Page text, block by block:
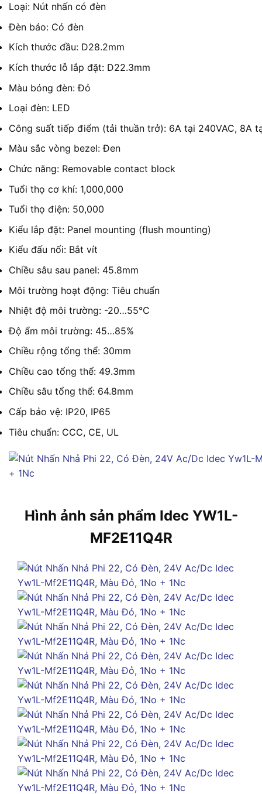
Loại: Nút nhấn có đèn
Đèn báo: Có đèn
Kích thước đầu: D28.2mm
Kích thước lỗ lắp đặt: D22.3mm
Màu bóng đèn: Đỏ
Loại đèn: LED
Công suất tiếp điểm (tải thuần trở): 6A tại 240VAC, 8A
Màu sắc vòng bezel: Đen
Chức năng: Removable contact block
Tuổi thọ cơ khí: 1,000,000
Tuổi thọ điện: 50,000
Kiểu lắp đặt: Panel mounting (flush mounting)
Kiểu đấu nối: Bắt vít
Chiều sâu sau panel: 45.8mm
Môi trường hoạt động: Tiêu chuẩn
Nhiệt độ môi trường: -20…55°C
Độ ẩm môi trường: 45…85%
Chiều rộng tổng thể: 30mm
Chiều cao tổng thể: 49.3mm
Chiều sâu tổng thể: 64.8mm
Cấp bảo vệ: IP20, IP65
Tiêu chuẩn: CCC, CE, UL
Hình ảnh sản phẩm Idec YW1L-
MF2E11Q4R